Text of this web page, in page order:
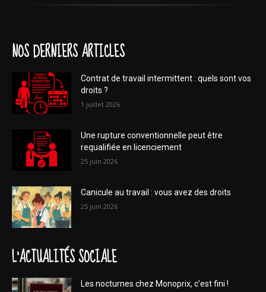
NOS DERNIERS ARTICLES
Contrat de travail intermittent : quels sont vos
droits ?
1 juillet 2026
Une rupture conventionnelle peut être
requalifiée en licenciement
25 juin 2026
Canicule au travail : vous avez des droits
25 juin 2026
L'ACTUALITÉS SOCIALE
Les nocturnes chez Monoprix, c’est fini !